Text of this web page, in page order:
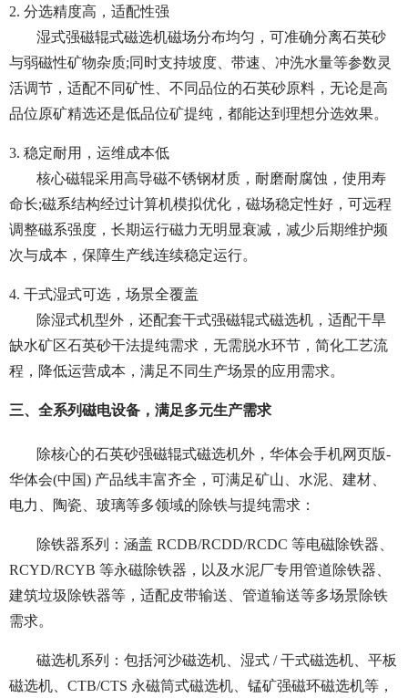
2. 分选精度高，适配性强
湿式强磁辊式磁选机磁场分布均匀，可准确分离石英砂
与弱磁性矿物杂质;同时支持坡度、带速、冲洗水量等参数灵
活调节，适配不同矿性、不同品位的石英砂原料，无论是高
品位原矿精选还是低品位矿提纯，都能达到理想分选效果。
3. 稳定耐用，运维成本低
核心磁辊采用高导磁不锈钢材质，耐磨耐腐蚀，使用寿
命长;磁系结构经过计算机模拟优化，磁场稳定性好，可远程
调整磁系强度，长期运行磁力无明显衰减，减少后期维护频
次与成本，保障生产线连续稳定运行。
4. 干式湿式可选，场景全覆盖
除湿式机型外，还配套干式强磁辊式磁选机，适配干旱
缺水矿区石英砂干法提纯需求，无需脱水环节，简化工艺流
程，降低运营成本，满足不同生产场景的应用需求。
三、全系列磁电设备，满足多元生产需求
除核心的石英砂强磁辊式磁选机外，华体会手机网页版-
华体会(中国) 产品线丰富齐全，可满足矿山、水泥、建材、
电力、陶瓷、玻璃等多领域的除铁与提纯需求：
除铁器系列：涵盖 RCDB/RCDD/RCDC 等电磁除铁器、
RCYD/RCYB 等永磁除铁器，以及水泥厂专用管道除铁器、
建筑垃圾除铁器等，适配皮带输送、管道输送等多场景除铁
需求。
磁选机系列：包括河沙磁选机、湿式 / 干式磁选机、平板
磁选机、CTB/CTS 永磁筒式磁选机、锰矿强磁环磁选机等，